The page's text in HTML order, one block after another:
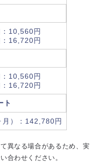
10,560円
16,720円
10,560円
16,720円
ト
）：142,780円
異なる場合があるため、実
合わせください。